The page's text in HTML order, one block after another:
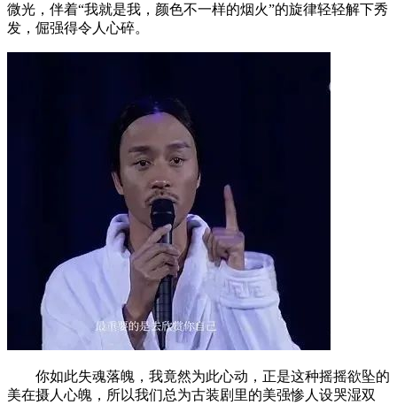
微光，伴着“我就是我，颜色不一样的烟火”的旋律轻轻解下秀
发，倔强得令人心碎。
你如此失魂落魄，我竟然为此心动，正是这种摇摇欲坠的
美在摄人心魄，所以我们总为古装剧里的美强惨人设哭湿双